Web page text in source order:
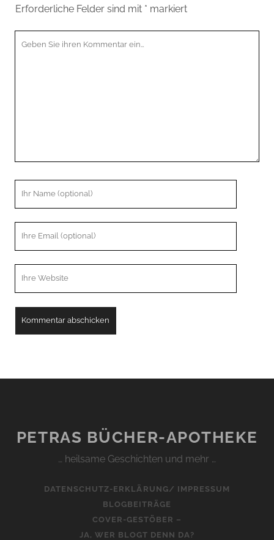
Erforderliche Felder sind mit * markiert
PETRAS BÜCHER-APOTHEKE
… heilsame Geschichten und mehr …
DATENSCHUTZ-ERKLÄRUNG/ IMPRESSUM
BLOGBEITRÄGE
COVER-GESTÖBER –
JA, WER BLOGT DENN DA?